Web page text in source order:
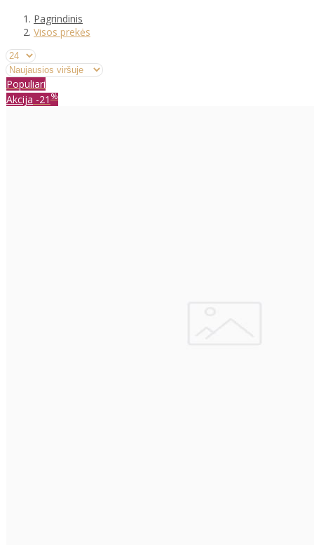
Pagrindinis
Visos prekės
Populiari
Akcija -21 %